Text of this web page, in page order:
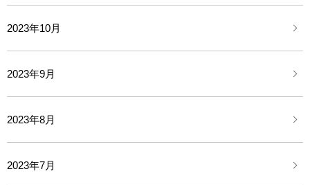
2023年10月
2023年9月
2023年8月
2023年7月